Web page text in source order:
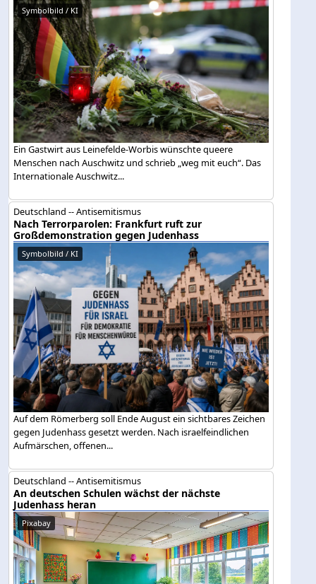
Symbolbild / KI
Ein Gastwirt aus Leinefelde-Worbis wünschte queere
Menschen nach Auschwitz und schrieb „weg mit euch“. Das
Internationale Auschwitz...
Deutschland -- Antisemitismus
Nach Terrorparolen: Frankfurt ruft zur
Großdemonstration gegen Judenhass
Symbolbild / KI
Auf dem Römerberg soll Ende August ein sichtbares Zeichen
gegen Judenhass gesetzt werden. Nach israelfeindlichen
Aufmärschen, offenen...
Deutschland -- Antisemitismus
An deutschen Schulen wächst der nächste
Judenhass heran
Pixabay